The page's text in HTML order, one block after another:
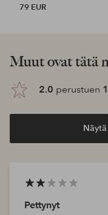
79 EUR
Muut ovat tätä
2.0 perustuen 1
Pettynyt